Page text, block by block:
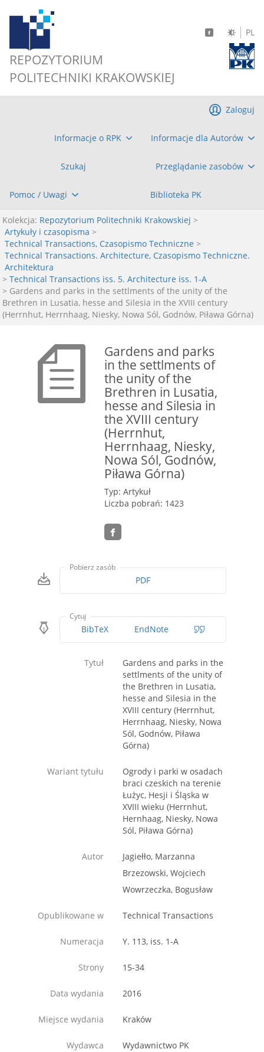
REPOZYTORIUM
POLITECHNIKI KRAKOWSKIEJ
PL
Informacje o RPK Informacje dla Autorów
Szukaj Przeglądanie zasobów
Pomoc / Uwagi Biblioteka PK
Zaloguj
Kolekcja: Repozytorium Politechniki Krakowskiej >
Artykuły i czasopisma >
Technical Transactions, Czasopismo Techniczne >
Technical Transactions. Architecture, Czasopismo Techniczne.
Architektura
> Technical Transactions iss. 5. Architecture iss. 1-A
> Gardens and parks in the settlments of the unity of the
Brethren in Lusatia, hesse and Silesia in the XVIII century
(Herrnhut, Herrnhaag, Niesky, Nowa Sól, Godnów, Piława Górna)
Gardens and parks
in the settlments of
the unity of the
Brethren in Lusatia,
hesse and Silesia in
the XVIII century
(Herrnhut,
Herrnhaag, Niesky,
Nowa Sól, Godnów,
Piława Górna)
Typ: Artykuł
Liczba pobrań: 1423
Pobierz zasób
PDF
Cytuj
BibTeX EndNote
Tytuł
Gardens and parks in the
settlments of the unity of
the Brethren in Lusatia,
hesse and Silesia in the
XVIII century (Herrnhut,
Herrnhaag, Niesky, Nowa
Sól, Godnów, Piława
Górna)
Wariant tytułu
Ogrody i parki w osadach
braci czeskich na terenie
Łużyc, Hesji i Śląska w
XVIII wieku (Herrnhut,
Hernhaag, Niesky, Nowa
Sól, Piława Górna)
Autor
Jagiełło, Marzanna
Brzezowski, Wojciech
Wowrzeczka, Bogusław
Opublikowane w Technical Transactions
Numeracja Y. 113, iss. 1-A
Strony 15-34
Data wydania 2016
Miejsce wydania Kraków
Wydawca Wydawnictwo PK